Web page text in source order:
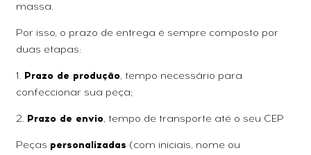
massa.
Por isso, o prazo de entrega é sempre composto por
duas etapas:
1. Prazo de produção, tempo necessário para
confeccionar sua peça;
2. Prazo de envio, tempo de transporte até o seu CEP
Peças personalizadas (com iniciais, nome ou